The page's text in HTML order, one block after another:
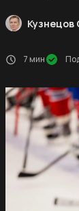
Кузнецов
7 мин